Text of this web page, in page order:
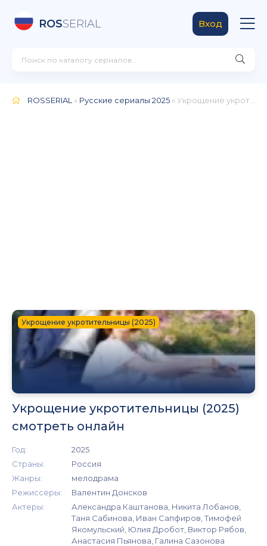
ROSSERIAL Вход
ROSSERIAL » Русские сериалы 2025 » Укрощение укротительницы (2025)
Укрощение укротительницы (2025)
Укрощение укротительницы (2025)
смотреть онлайн
Год:
2025
Страны:
Россия
Жанры:
мелодрама
Режиссёры:
Валентин Донсков
Актеры:
Александра Каштанова, Никита Лобанов,
Таня Сабинова, Иван Сапфиров, Тимофей
Якомульский, Юлия Дробот, Виктор Рябов,
Анастасия Пьянова, Галина Сазонова